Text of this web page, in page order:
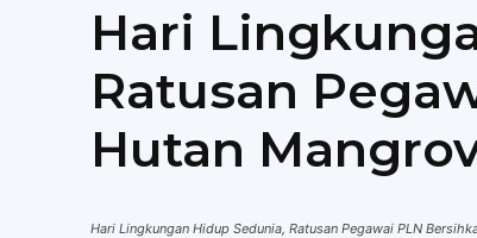
Hari
Ratusan
Hutan
Hari Lingkungan Hidup Sedunia, Ratusan Pegawai PLN